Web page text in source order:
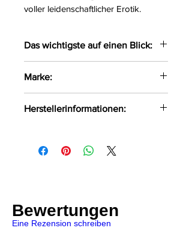
voller leidenschaftlicher Erotik.
Das wichtigste auf einen Blick:
in einem außergewöhnlichen
Design
Das weiche Material liegt
Größe:
S/M, L/XL
Marke:
Herstellerinformationen:
Krolewska Street 1
Bewertungen
Eine Rezension schreiben